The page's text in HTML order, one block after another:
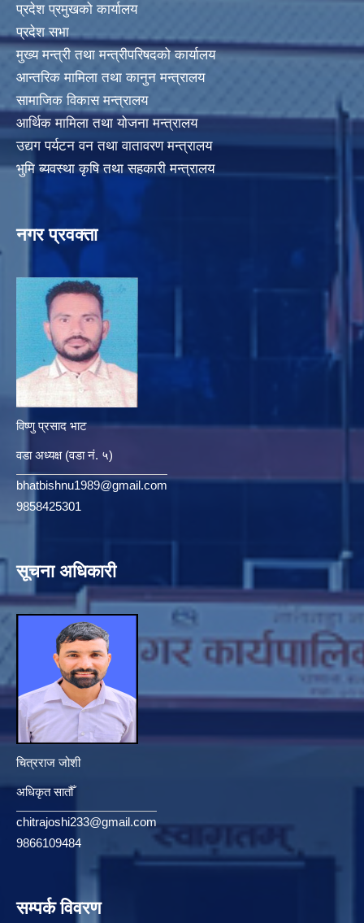
प्रदेश प्रमुखको कार्यालय
प्रदेश सभा
मुख्य मन्त्री तथा मन्त्रीपरिषदको कार्यालय
आन्तरिक मामिला तथा कानुन मन्त्रालय
सामाजिक विकास मन्त्रालय
आर्थिक मामिला तथा योजना मन्त्रालय
उद्यग पर्यटन वन तथा वातावरण मन्त्रालय
भुमि ब्यवस्था कृषि तथा सहकारी मन्त्रालय
नगर प्रवक्ता
विष्णु प्रसाद भाट
वडा अध्यक्ष (वडा नं. ५)
bhatbishnu1989@gmail.com
9858425301
सूचना अधिकारी
चित्रराज जोशी
अधिकृत सातौँ
chitrajoshi233@gmail.com
9866109484
सम्पर्क विवरण